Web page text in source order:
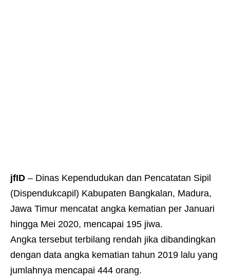
jfID – Dinas Kependudukan dan Pencatatan Sipil
(Dispendukcapil) Kabupaten Bangkalan, Madura,
Jawa Timur mencatat angka kematian per Januari
hingga Mei 2020, mencapai 195 jiwa.
Angka tersebut terbilang rendah jika dibandingkan
dengan data angka kematian tahun 2019 lalu yang
jumlahnya mencapai 444 orang.